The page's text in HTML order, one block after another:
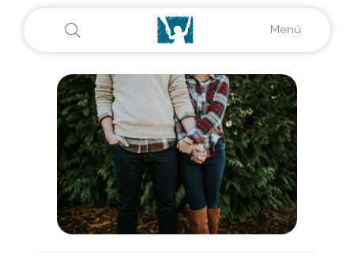
Menú